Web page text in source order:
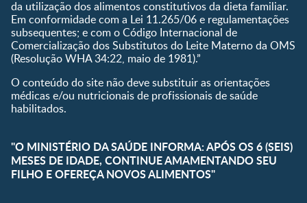
da utilização dos alimentos constitutivos da dieta familiar.
Em conformidade com a Lei 11.265/06 e regulamentações
subsequentes; e com o Código Internacional de
Comercialização dos Substitutos do Leite Materno da OMS
(Resolução WHA 34:22, maio de 1981).”
O conteúdo do site não deve substituir as orientações
médicas e/ou nutricionais de profissionais de saúde
habilitados.
"O MINISTÉRIO DA SAÚDE INFORMA: APÓS OS 6 (SEIS)
MESES DE IDADE, CONTINUE AMAMENTANDO SEU
FILHO E OFEREÇA NOVOS ALIMENTOS"